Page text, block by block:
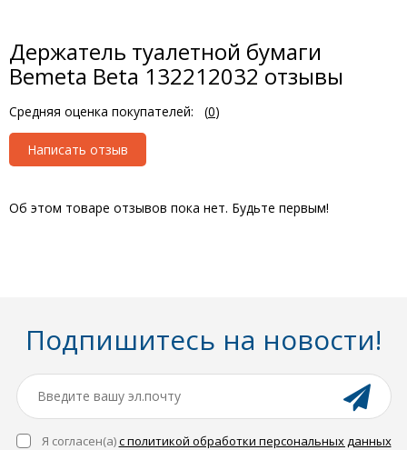
Держатель туалетной бумаги
Bemeta Beta 132212032 отзывы
Средняя оценка покупателей: (0)
Написать отзыв
Об этом товаре отзывов пока нет. Будьте первым!
Подпишитесь на новости!
Я согласен(a)с политикой обработки персональных данных